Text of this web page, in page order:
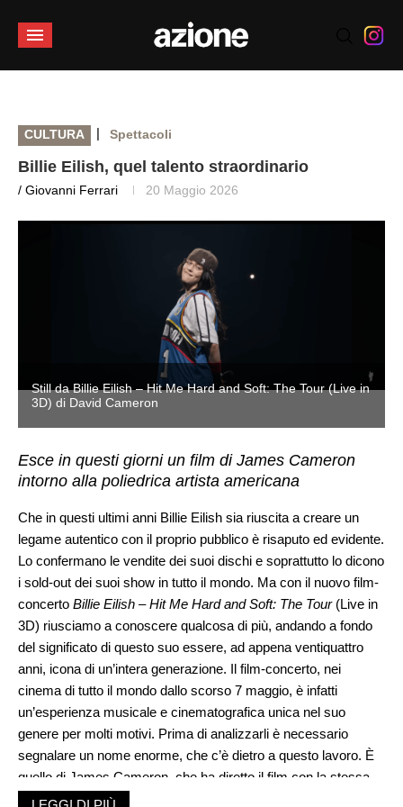
CULTURA | Spettacoli
Billie Eilish, quel talento straordinario
/ Giovanni Ferrari 20 Maggio 2026
Still da Billie Eilish – Hit Me Hard and Soft: The Tour (Live in
3D) di David Cameron
Esce in questi giorni un film di James Cameron
intorno alla poliedrica artista americana
Che in questi ultimi anni Billie Eilish sia riuscita a creare un
legame autentico con il proprio pubblico è risaputo ed evidente.
Lo confermano le vendite dei suoi dischi e soprattutto lo dicono
i sold-out dei suoi show in tutto il mondo. Ma con il nuovo film-
concerto Billie Eilish – Hit Me Hard and Soft: The Tour(Live in
3D) riusciamo a conoscere qualcosa di più, andando a fondo
del significato di questo suo essere, ad appena ventiquattro
anni, icona di un’intera generazione. Il film-concerto, nei
cinema di tutto il mondo dallo scorso 7 maggio, è infatti
un’esperienza musicale e cinematografica unica nel suo
genere per molti motivi. Prima di analizzarli è necessario
segnalare un nome enorme, che c’è dietro a questo lavoro. È
quello di James Cameron, che ha diretto il film con la stessa
Billie Eilish. I due Premi Oscar hanno voluto lavorare fianco a